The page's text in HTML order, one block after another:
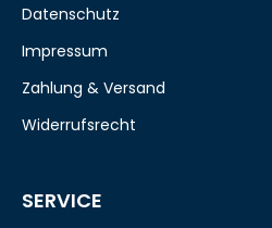
Datenschutz
Impressum
Zahlung & Versand
Widerrufsrecht
SERVICE